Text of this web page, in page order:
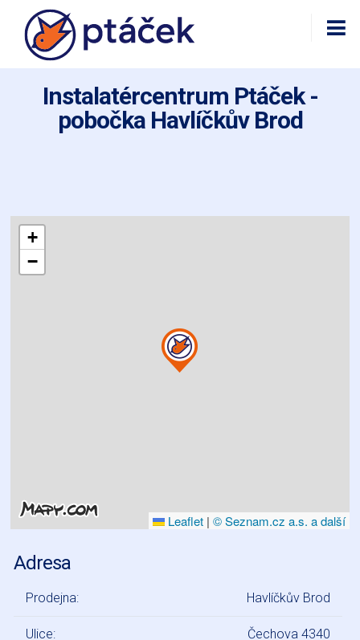
Instalatércentrum Ptáček -
pobočka Havlíčkův Brod
+
−
Leaflet | © Seznam.cz a.s. a další
Adresa
Prodejna: Havlíčkův Brod
Ulice: Čechova 4340